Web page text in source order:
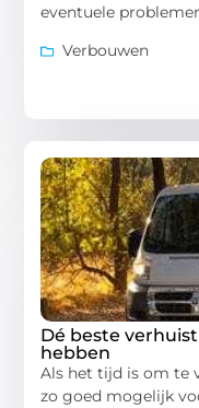
eventuele
Verbouwen
Dé beste
hebben
Als het tijd is om te
zo goed mogelijk